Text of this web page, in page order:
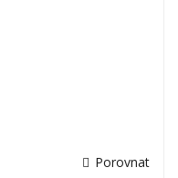
Porovnat